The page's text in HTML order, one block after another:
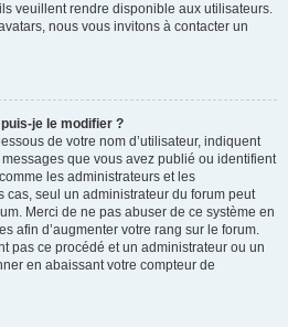
veuillent rendre disponible aux utilisateurs.
nous vous invitons à contacter un
je le modifier ?
de votre nom d’utilisateur, indiquent
que vous avez publié ou identifient
les administrateurs et les
cas, seul un administrateur du forum peut
Merci de ne pas abuser de ce système en
afin d’augmenter votre rang sur le forum.
pas ce procédé et un administrateur ou un
en abaissant votre compteur de